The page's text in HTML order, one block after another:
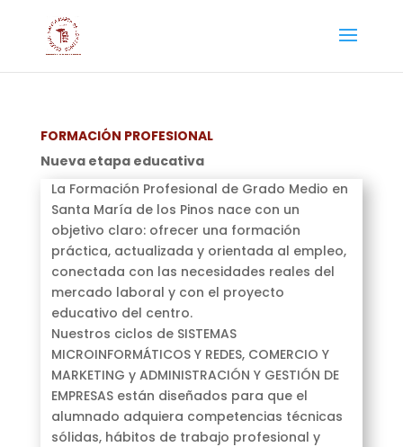
FORMACIÓN PROFESIONAL
Nueva etapa educativa
La Formación Profesional de Grado Medio en
Santa María de los Pinos nace con un
objetivo claro: ofrecer una formación
práctica, actualizada y orientada al empleo,
conectada con las necesidades reales del
mercado laboral y con el proyecto
educativo del centro.
Nuestros ciclos de SISTEMAS
MICROINFORMÁTICOS Y REDES, COMERCIO Y
MARKETING y ADMINISTRACIÓN Y GESTIÓN DE
EMPRESAS están diseñados para que el
alumnado adquiera competencias técnicas
sólidas, hábitos de trabajo profesional y